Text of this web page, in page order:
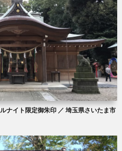
ナイト限定御朱印 ／ 埼玉県さいたま市